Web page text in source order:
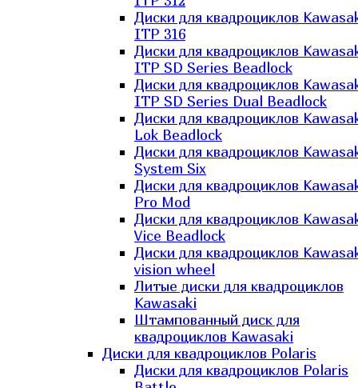
Диски для квадроциклов
ITP 316
Диски для квадроциклов
ITP SD Series Beadlock
Диски для квадроциклов
ITP SD Series Dual Beadlock
Диски для квадроциклов
Lok Beadlock
Диски для квадроциклов
System Six
Диски для квадроциклов
Pro Mod
Диски для квадроциклов
Vice Beadlock
Диски для квадроциклов
vision wheel
Литые диски для квадроциклов
Kawasaki​
Штампованный диск для
квадроциклов Kawasaki​
Диски для квадроциклов Polaris
Диски для квадроциклов Polaris